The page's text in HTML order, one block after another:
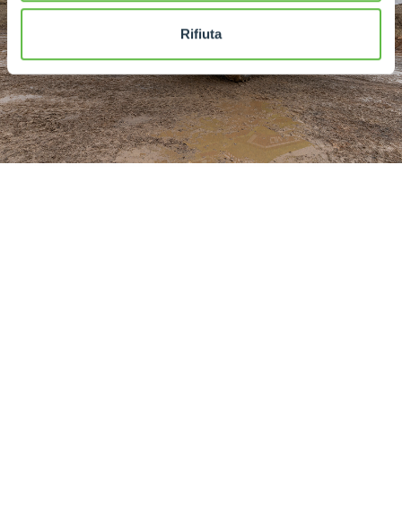
Rifiuta